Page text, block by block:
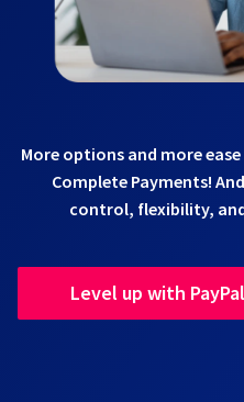
More options and more
Complete Payments!
control, flexibility,
Level up with